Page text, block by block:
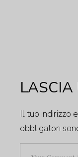
Il tuo indirizzo
obbligatori